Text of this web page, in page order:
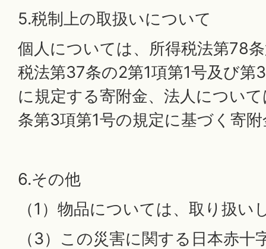
5.税制上の取扱いについて
個人については、所得税法第78
税法第37条の2第1項第1号及び第
に規定する寄附金、法人につい
条第3項第1号の規定に基づく寄
6.その他
（1）物品については、取り扱い
（3）この災害に関する日本赤